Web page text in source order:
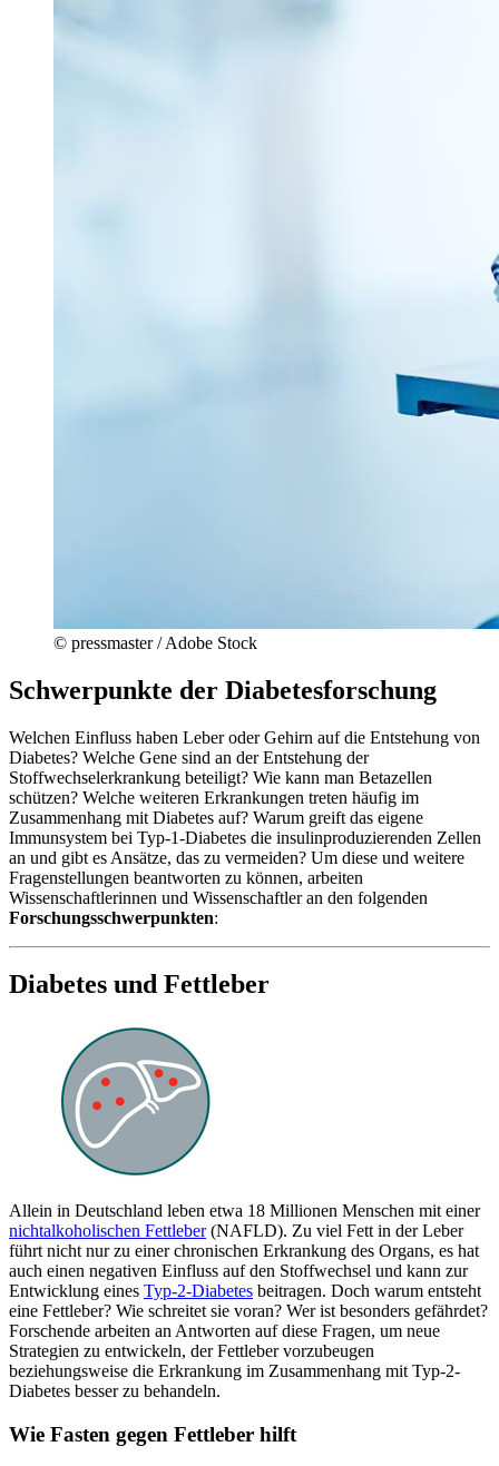
© pressmaster / Adobe Stock
Schwerpunkte der Diabetesforschung
Welchen Einfluss haben Leber oder Gehirn auf die Entstehung von
Diabetes? Welche Gene sind an der Entstehung der
Stoffwechselerkrankung beteiligt? Wie kann man Betazellen
schützen? Welche weiteren Erkrankungen treten häufig im
Zusammenhang mit Diabetes auf? Warum greift das eigene
Immunsystem bei Typ-1-Diabetes die insulinproduzierenden Zellen
an und gibt es Ansätze, das zu vermeiden? Um diese und weitere
Fragenstellungen beantworten zu können, arbeiten
Wissenschaftlerinnen und Wissenschaftler an den folgenden
Forschungsschwerpunkten:
Diabetes und Fettleber
Allein in Deutschland leben etwa 18 Millionen Menschen mit einer
nichtalkoholischen Fettleber(NAFLD). Zu viel Fett in der Leber
führt nicht nur zu einer chronischen Erkrankung des Organs, es hat
auch einen negativen Einfluss auf den Stoffwechsel und kann zur
Entwicklung eines Typ-2-Diabetes beitragen. Doch warum entsteht
eine Fettleber? Wie schreitet sie voran? Wer ist besonders gefährdet?
Forschende arbeiten an Antworten auf diese Fragen, um neue
Strategien zu entwickeln, der Fettleber vorzubeugen
beziehungsweise die Erkrankung im Zusammenhang mit Typ-2-
Diabetes besser zu behandeln.
Wie Fasten gegen Fettleber hilft